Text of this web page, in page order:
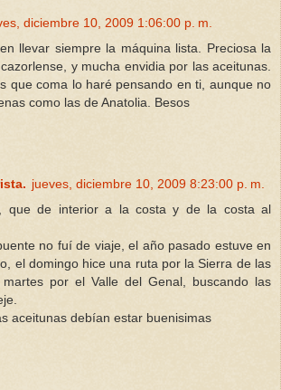
diciembre 10, 2009 1:06:00 p. m.
llevar siempre la máquina lista. Preciosa la
y mucha envidia por las aceitunas.
que coma lo haré pensando en ti, aunque no
como las de Anatolia. Besos
jueves, diciembre 10, 2009 8:23:00 p. m.
que de interior a la costa y de la costa al
no fuí de viaje, el año pasado estuve en
el domingo hice una ruta por la Sierra de las
por el Valle del Genal, buscando las
aceitunas debían estar buenisimas